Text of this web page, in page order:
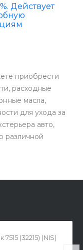
Действует
приобрести
расходные
масла,
для ухода за
авто,
различной
(32215) (NIS)